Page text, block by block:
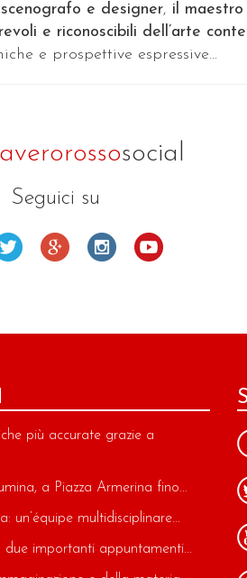
scenografo e designer, il
e riconoscibili dell’arte
e prospettive espressive...
social
Seguici su
più accurate grazie a
a Piazza Armerina fino...
un’équipe multidisciplinare...
due importanti appuntamenti...